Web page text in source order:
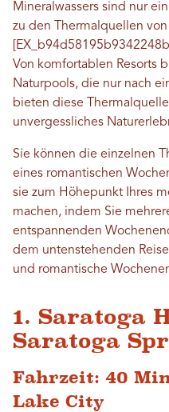
Mineralwassers sind nur
zu den Thermalquellen von
Von komfortablen Resorts
Naturpools, die nur nach
bieten diese
unvergessliches
Sie können die einzelnen
eines romantischen
sie zum Höhepunkt Ihres
machen, indem Sie
entspannenden
dem untenstehenden
und romantische
1. Saratoga
Saratoga
Fahrzeit: 40
Lake City